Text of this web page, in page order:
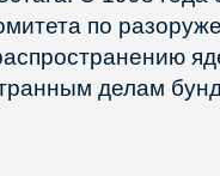
по
делам